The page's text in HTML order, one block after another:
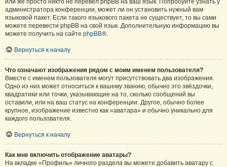
или же просто никто не перевёл phpBB на ваш язык. Попробуйте узнать у
администратора конференции, может ли он установить нужный вам
языковой пакет. Если такого языкового пакета не существует, то вы сами
можете перевести phpBB на свой язык. Дополнительную информацию вы
можете получить на сайте phpBB®.
Вернуться к началу
Что означают изображения рядом с моим именем пользователя?
Вместе с именем пользователя могут присутствовать два изображения.
Одно из них может относиться к вашему званию, обычно это звёздочки,
квадратики или точки, указывающие на то, сколько сообщений вы
оставили, или на ваш статус на конференции. Другое, обычно более
крупное, изображение известно как «аватара» и обычно уникально для
каждого пользователя.
Вернуться к началу
Как мне включить отображение аватары?
На вкладке «Профиль» личного раздела вы можете добавить аватару с